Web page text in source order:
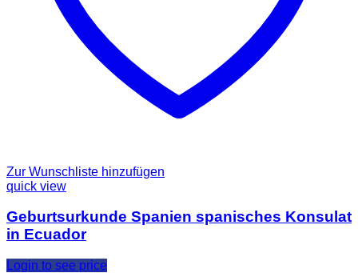
Zur Wunschliste hinzufügen
quick view
Geburtsurkunde Spanien spanisches Konsulat
in Ecuador
Login to see price